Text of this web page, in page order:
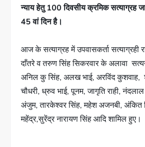
न्याय हेतु 100 दिवसीय क्रमिक सत्याग्रह
45 वां दिन है।
आज के सत्याग्रह में उपवासकर्ता सत्याग्रही
दाँतरे व तरुण सिंह सिकरवार के अलावा
अनिल कु सिंह, अलख भाई, अरविंद कुशवाह,
चौधरी, ध्रुव भाई, पूनम, जागृति राही,
अंजुम, तारकेश्वर सिंह, महेश अजनबी, अंकित
महेंद्र,सुरेंद्र नारायण सिंह आदि शामिल हुए।